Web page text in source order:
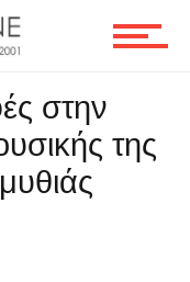
στην
της